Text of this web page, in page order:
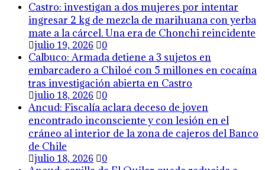
Castro: investigan a dos mujeres por intentar
ingresar 2 kg de mezcla de marihuana con yerba
mate a la cárcel. Una era de Chonchi reincidente
julio 19, 2026 0
Calbuco: Armada detiene a 3 sujetos en
embarcadero a Chiloé con 5 millones en cocaína
tras investigación abierta en Castro
julio 18, 2026 0
Ancud: Fiscalía aclara deceso de joven
encontrado inconsciente y con lesión en el
cráneo al interior de la zona de cajeros del Banco
de Chile
julio 18, 2026 0